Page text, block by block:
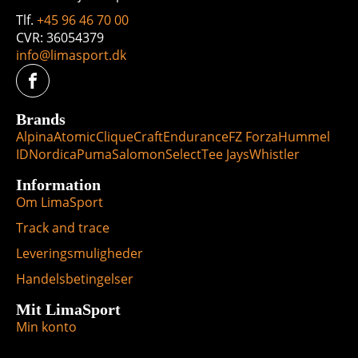
Tlf. +45 96 46 70 00
CVR: 36054379
info@limasport.dk
Brands
AlpinaAtomicCliqueCraftEnduranceFZ ForzaHummel
IDNordicaPumaSalomonSelectTee JaysWhistler
Information
Om LimaSport
Track and trace
Leveringsmuligheder
Handelsbetingelser
Mit LimaSport
Min konto